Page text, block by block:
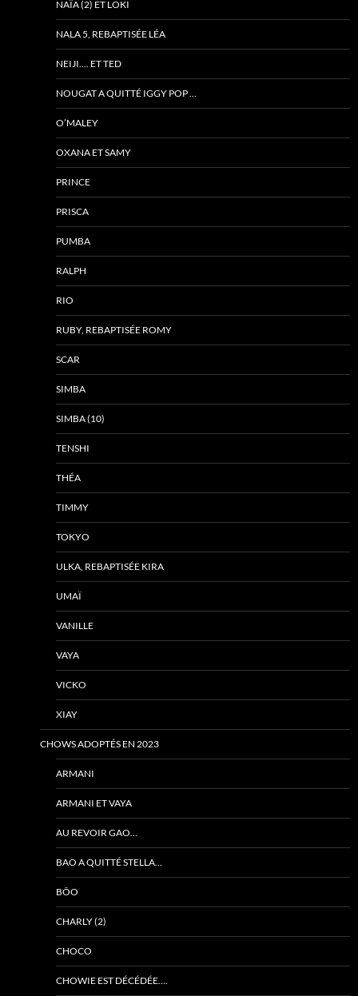
NAÏA (2) ET LOKI
NALA 5, REBAPTISÉE LÉA
NEIJI…. ET TED
NOUGAT A QUITTÉ IGGY POP …
O’MALEY
OXANA ET SAMY
PRINCE
PRISCA
PUMBA
RALPH
RIO
RUBY, REBAPTISÉE ROMY
SCAR
SIMBA
SIMBA (10)
TENSHI
THÉA
TIMMY
TOKYO
ULKA, REBAPTISÉE KIRA
UMAÏ
VANILLE
VAYA
VICKO
XIAY
CHOWS ADOPTÉS EN 2023
ARMANI
ARMANI ET VAYA
AU REVOIR GAO…
BAO A QUITTÉ STELLA…
BÔO
CHARLY (2)
CHOCO
CHOWIE EST DÉCÉDÉE….